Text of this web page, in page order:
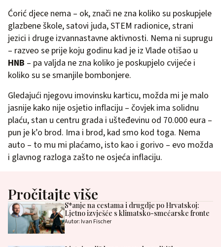
Ćorić djece nema – ok, znači ne zna koliko su poskupjele
glazbene škole, satovi juda, STEM radionice, strani
jezici i druge izvannastavne aktivnosti. Nema ni suprugu
– razveo se prije koju godinu kad je iz Vlade otišao u
HNB – pa valjda ne zna koliko je poskupjelo cvijeće i
koliko su se smanjile bombonjere.
Gledajući njegovu imovinsku karticu, možda mi je malo
jasnije kako nije osjetio inflaciju – čovjek ima solidnu
plaću, stan u centru grada i ušteđevinu od 70.000 eura –
pun je k’o brod. Ima i brod, kad smo kod toga. Nema
auto – to mu mi plaćamo, isto kao i gorivo – evo možda
i glavnog razloga zašto ne osjeća inflaciju.
Pročitajte više
S*anje na cestama i drugdje po Hrvatskoj:
Ljetno izvješće s klimatsko-smećarske fronte
Autor: Ivan Fischer